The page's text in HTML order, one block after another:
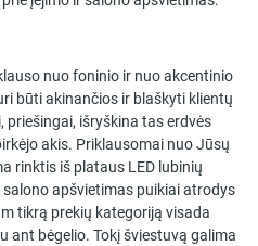
nuo foninio ir nuo akcentinio
būti akinančios ir blaškyti klientų
išryškina tas erdvės
akis. Priklausomai nuo Jūsų
rinktis iš plataus LED lubinių
apšvietimas puikiai atrodys
tikrą prekių kategoriją visada
ant bėgelio. Tokį šviestuvą galima